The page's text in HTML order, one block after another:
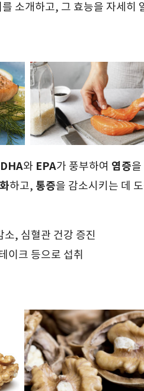
를 소개하고, 그 효능을 자세히
DHA와 EPA가 풍부하여 염증
하고, 통증을 감소시키는 데
소, 심혈관 건강 증진
이크 등으로 섭취